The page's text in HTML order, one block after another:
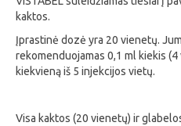
kaktos.
Įprastinė dozė yra 20 vienetų.
rekomenduojamas 0,1 ml kiekis (4
kiekvieną iš 5 injekcijos vietų.
Visa kaktos (20 vienetų) ir